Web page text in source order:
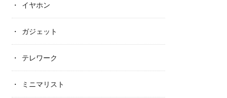
イヤホン
ガジェット
テレワーク
ミニマリスト